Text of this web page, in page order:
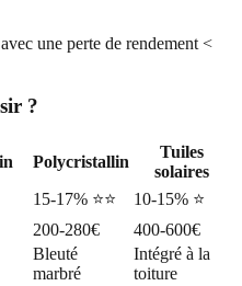
une perte de rendement <
?
Polycristallin
Tuiles
solaires
15-17% ⭐⭐
10-15% ⭐
200-280€
400-600€
Bleuté
marbré
Intégré à la
toiture